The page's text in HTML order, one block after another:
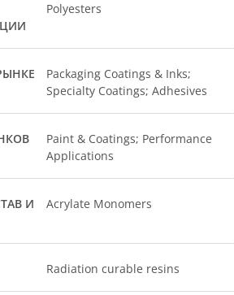
Polyesters
Packaging Coatings & Inks;
Specialty Coatings; Adhesives
Paint & Coatings; Performance
Applications
И
Acrylate Monomers
Radiation curable resins